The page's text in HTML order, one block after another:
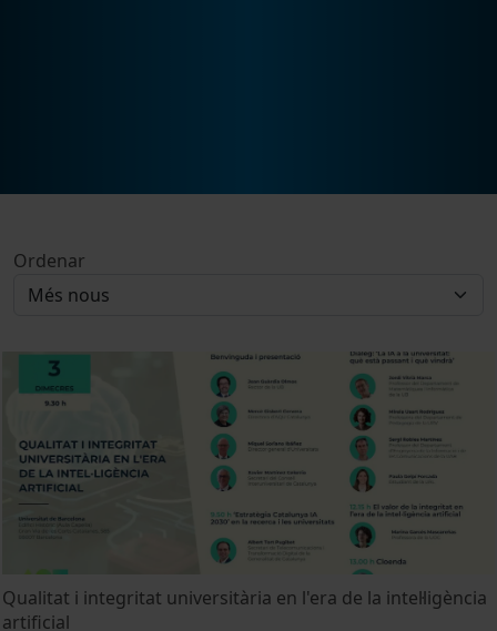
Ordenar
Qualitat i integritat universitària en l'era de la intel·ligència
artificial